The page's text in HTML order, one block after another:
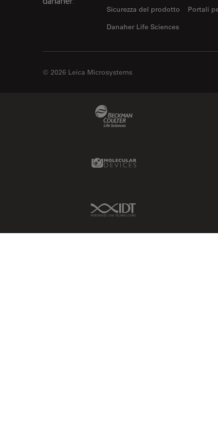
Sicurezza del prodotto
Portali
Danaher Life Sciences
© 2026 Leica Microsystems
Molecular Devices Link
IDT Link